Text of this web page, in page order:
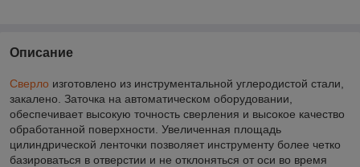
Описание
Сверло изготовлено из инструментальной углеродистой стали,
закалено. Заточка на автоматическом оборудовании,
обеспечивает высокую точность сверления и высокое качество
обработанной поверхности. Увеличенная площадь
цилиндрической ленточки позволяет инструменту более четко
базироваться в отверстии и не отклоняться от оси во время